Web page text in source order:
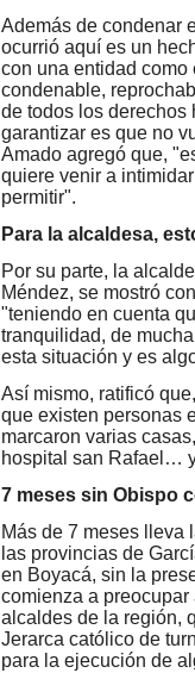
Además de condenar
ocurrió aquí es un
con una entidad
condenable,
de todos los derechos
garantizar es que no
Amado agregó que,
quiere venir a
permitir".
Para la alcaldesa,
Por su parte, la
Méndez, se mostró
"teniendo en cuenta
tranquilidad, de
esta situación y es
Así mismo, ratificó
que existen personas
marcaron varias
hospital san Rafael…
7 meses sin Obispo
Más de 7 meses lleva
las provincias de
en Boyacá, sin la
comienza a
alcaldes de la región,
Jerarca católico de
para la ejecución de